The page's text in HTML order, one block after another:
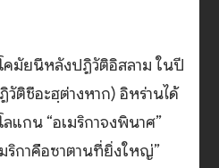
คมัยนีหลังปฏิวัติอิสลาม ในปี
วัติชีอะฮฺต่างหาก) อิหร่านได้
แกน “อเมริกาจงพินาศ”
มริกาคือซาตานที่ยิ่งใหญ่”